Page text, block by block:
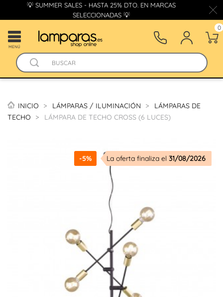
💡 SUMMER SALES - HASTA 25% DTO. EN MARCAS
SELECCIONADAS 💡
MENÚ
0
INICIO LÁMPARAS / ILUMINACIÓN
LÁMPARAS DE
TECHO
LÁMPARA DE TECHO CROSS (6 LUCES)
-5% La oferta finaliza el 31/08/2026